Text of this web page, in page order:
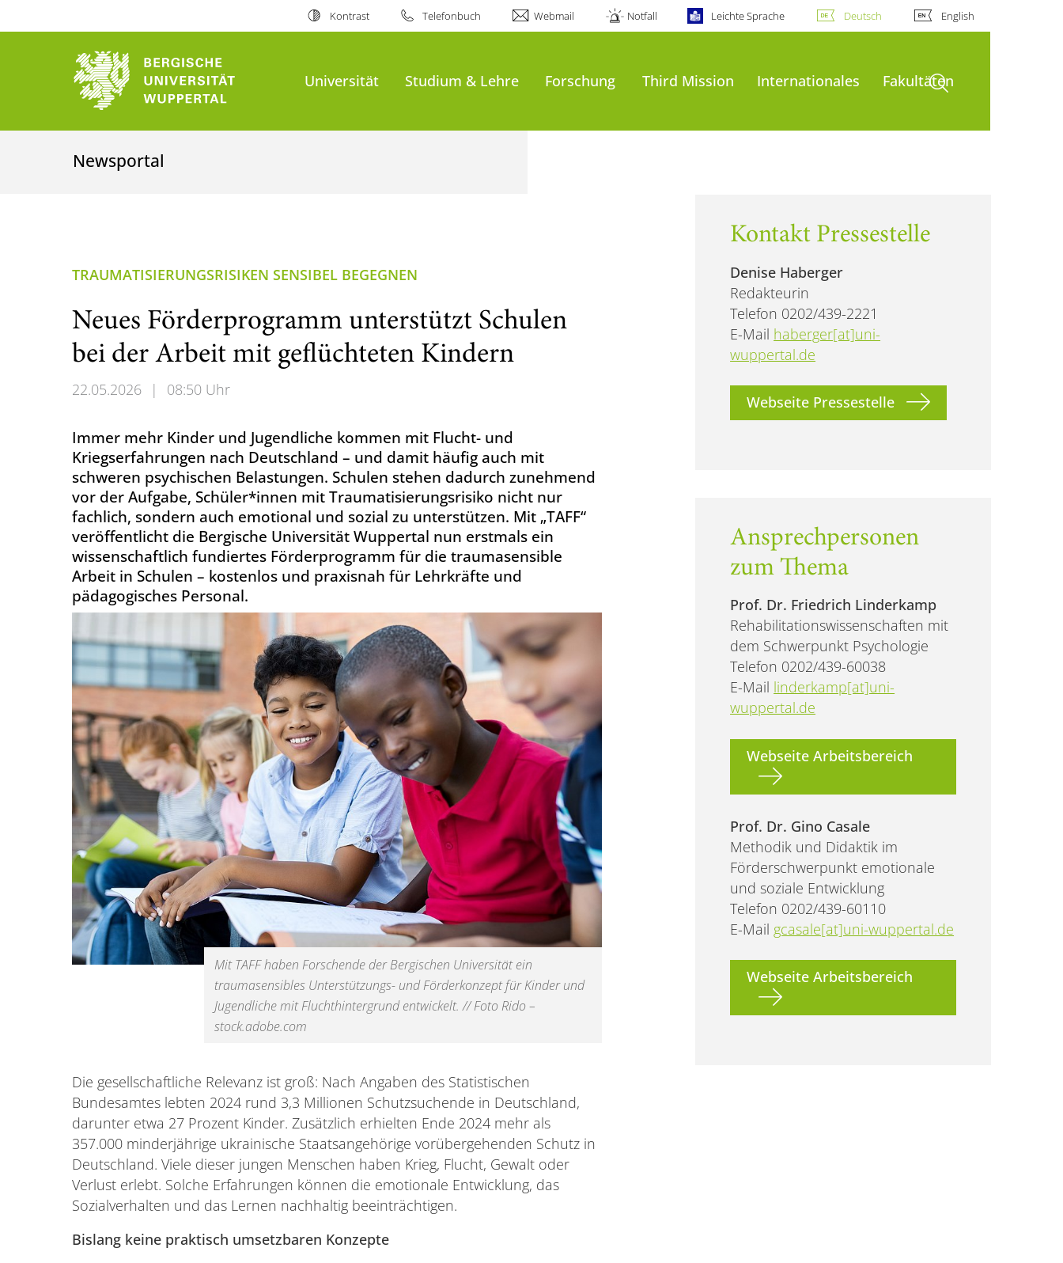
Kontrast Telefonbuch Webmail Notfall Leichte Sprache Deutsch English
Universität Studium & Lehre Forschung Third Mission Internationales FakultätenSuche öffnen
Newsportal
TRAUMATISIERUNGSRISIKEN SENSIBEL BEGEGNEN
Neues Förderprogramm unterstützt Schulen
bei der Arbeit mit geflüchteten Kindern
22.05.2026 | 08:50 Uhr
Immer mehr Kinder und Jugendliche kommen mit Flucht- und
Kriegserfahrungen nach Deutschland – und damit häufig auch mit
schweren psychischen Belastungen. Schulen stehen dadurch zunehmend
vor der Aufgabe, Schüler*innen mit Traumatisierungsrisiko nicht nur
fachlich, sondern auch emotional und sozial zu unterstützen. Mit „TAFF“
veröffentlicht die Bergische Universität Wuppertal nun erstmals ein
wissenschaftlich fundiertes Förderprogramm für die traumasensible
Arbeit in Schulen – kostenlos und praxisnah für Lehrkräfte und
pädagogisches Personal.
Mit TAFF haben Forschende der Bergischen Universität ein
traumasensibles Unterstützungs- und Förderkonzept für Kinder und
Jugendliche mit Fluchthintergrund entwickelt. // Foto Rido –
stock.adobe.com
Die gesellschaftliche Relevanz ist groß: Nach Angaben des Statistischen
Bundesamtes lebten 2024 rund 3,3 Millionen Schutzsuchende in Deutschland,
darunter etwa 27 Prozent Kinder. Zusätzlich erhielten Ende 2024 mehr als
357.000 minderjährige ukrainische Staatsangehörige vorübergehenden Schutz in
Deutschland. Viele dieser jungen Menschen haben Krieg, Flucht, Gewalt oder
Verlust erlebt. Solche Erfahrungen können die emotionale Entwicklung, das
Sozialverhalten und das Lernen nachhaltig beeinträchtigen.
Bislang keine praktisch umsetzbaren Konzepte
Kontakt Pressestelle
Denise Haberger
Redakteurin
Telefon 0202/439-2221
E-Mail haberger[at]uni-
wuppertal.de
Webseite Pressestelle
Ansprechpersonen
zum Thema
Prof. Dr. Friedrich Linderkamp
Rehabilitationswissenschaften mit
dem Schwerpunkt Psychologie
Telefon 0202/439-60038
E-Mail linderkamp[at]uni-
wuppertal.de
Webseite Arbeitsbereich
Prof. Dr. Gino Casale
Methodik und Didaktik im
Förderschwerpunkt emotionale
und soziale Entwicklung
Telefon 0202/439-60110
E-Mail gcasale[at]uni-wuppertal.de
Webseite Arbeitsbereich